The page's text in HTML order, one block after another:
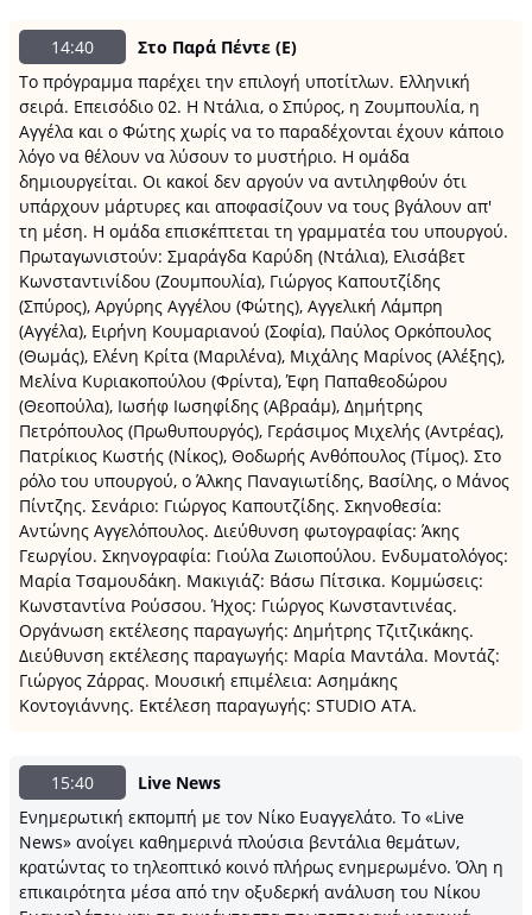
14:40
Στο Παρά Πέντε (E)
Το πρόγραμμα παρέχει την επιλογή υποτίτλων. Ελληνική
σειρά. Επεισόδιο 02. Η Ντάλια, ο Σπύρος, η Ζουμπουλία, η
Αγγέλα και ο Φώτης χωρίς να το παραδέχονται έχουν κάποιο
λόγο να θέλουν να λύσουν το μυστήριο. Η ομάδα
δημιουργείται. Οι κακοί δεν αργούν να αντιληφθούν ότι
υπάρχουν μάρτυρες και αποφασίζουν να τους βγάλουν απ'
τη μέση. Η ομάδα επισκέπτεται τη γραμματέα του υπουργού.
Πρωταγωνιστούν: Σμαράγδα Καρύδη (Ντάλια), Ελισάβετ
Κωνσταντινίδου (Ζουμπουλία), Γιώργος Καπουτζίδης
(Σπύρος), Αργύρης Αγγέλου (Φώτης), Αγγελική Λάμπρη
(Αγγέλα), Ειρήνη Κουμαριανού (Σοφία), Παύλος Ορκόπουλος
(Θωμάς), Ελένη Κρίτα (Μαριλένα), Μιχάλης Μαρίνος (Αλέξης),
Μελίνα Κυριακοπούλου (Φρίντα), Έφη Παπαθεοδώρου
(Θεοπούλα), Ιωσήφ Ιωσηφίδης (Αβραάμ), Δημήτρης
Πετρόπουλος (Πρωθυπουργός), Γεράσιμος Μιχελής (Αντρέας),
Πατρίκιος Κωστής (Νίκος), Θοδωρής Ανθόπουλος (Τίμος). Στο
ρόλο του υπουργού, ο Άλκης Παναγιωτίδης, Βασίλης, ο Μάνος
Πίντζης. Σενάριο: Γιώργος Καπουτζίδης. Σκηνοθεσία:
Αντώνης Αγγελόπουλος. Διεύθυνση φωτογραφίας: Άκης
Γεωργίου. Σκηνογραφία: Γιούλα Ζωιοπούλου. Ενδυματολόγος:
Μαρία Τσαμουδάκη. Μακιγιάζ: Βάσω Πίτσικα. Κομμώσεις:
Κωνσταντίνα Ρούσσου. Ήχος: Γιώργος Κωνσταντινέας.
Οργάνωση εκτέλεσης παραγωγής: Δημήτρης Τζιτζικάκης.
Διεύθυνση εκτέλεσης παραγωγής: Μαρία Μαντάλα. Μοντάζ:
Γιώργος Ζάρρας. Μουσική επιμέλεια: Ασημάκης
Κοντογιάννης. Εκτέλεση παραγωγής: STUDIO ATA.
15:40
Live News
Ενημερωτική εκπομπή με τον Νίκο Ευαγγελάτο. Το «Live
News» ανοίγει καθημερινά πλούσια βεντάλια θεμάτων,
κρατώντας το τηλεοπτικό κοινό πλήρως ενημερωμένο. Όλη η
επικαιρότητα μέσα από την οξυδερκή ανάλυση του Νίκου